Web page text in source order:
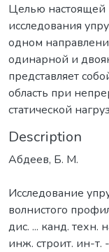
Целью настоящей
исследования
одном
одинарной и
представляет
область при
статической
Description
Абдеев, Б. М.
Исследование
волнистого
дис. ... канд.
инж. строит. ин-т.